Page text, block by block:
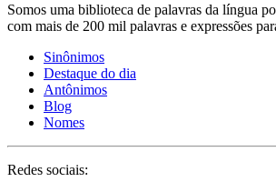
Somos uma biblioteca de palavras da língua
com mais de 200 mil palavras e expressões
Sinônimos
Destaque do dia
Antônimos
Blog
Nomes
Redes sociais: